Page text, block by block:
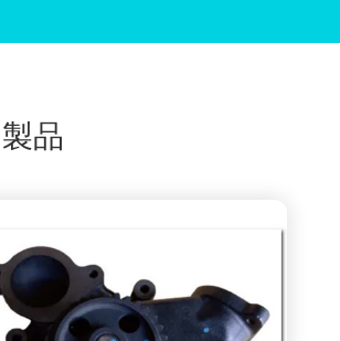
製品